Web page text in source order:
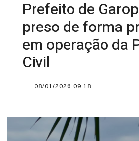
Prefeito de
preso de forma
em operação da
Civil
08/01/2026 09:18